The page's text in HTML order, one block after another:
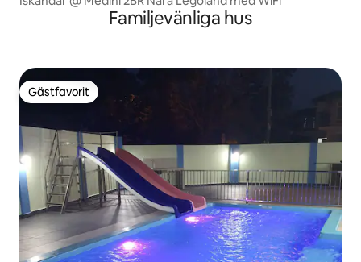
Familjevänliga hus
Gästfavorit
Gästfavorit